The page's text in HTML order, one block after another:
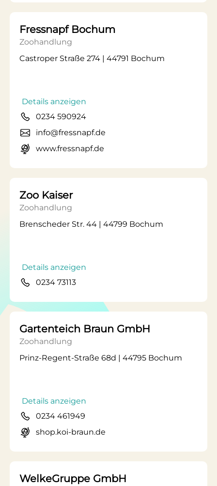
Fressnapf Bochum
Zoohandlung
Castroper Straße 274 | 44791 Bochum
Details anzeigen
0234 590924
info@fressnapf.de
www.fressnapf.de
Zoo Kaiser
Zoohandlung
Brenscheder Str. 44 | 44799 Bochum
Details anzeigen
0234 73113
Gartenteich Braun GmbH
Zoohandlung
Prinz-Regent-Straße 68d | 44795 Bochum
Details anzeigen
0234 461949
shop.koi-braun.de
WelkeGruppe GmbH